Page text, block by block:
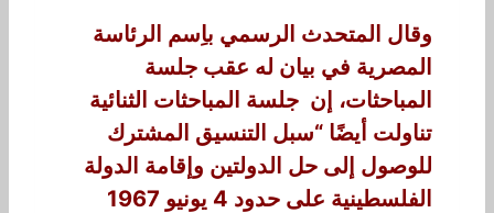
وقال المتحدث الرسمي باِسم الرئاسة
المصرية في بيان له عقب جلسة
المباحثات، إن جلسة المباحثات الثنائية
تناولت أيضًا “سبل التنسيق المشترك
للوصول إلى حل الدولتين وإقامة الدولة
الفلسطينية على حدود 4 يونيو 1967